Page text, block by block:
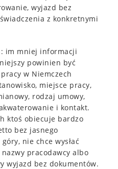
wyjazd bez
z konkretnymi
im mniej informacji
powinien być
w Niemczech
miejsce pracy,
rodzaj umowy,
i kontakt.
ktoś obiecuje bardzo
bez jasnego
nie chce wysłać
pracodawcy albo
wyjazd bez dokumentów.